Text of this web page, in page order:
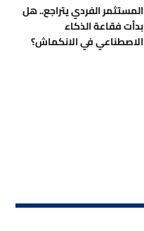
المستثمر الفردي يتراجع.. هل
بدأت فقاعة الذكاء
الاصطناعي في الانكماش؟